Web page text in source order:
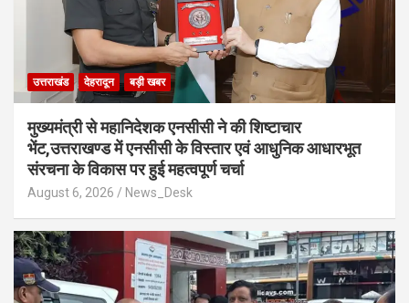
उत्तराखंड देहरादून बड़ी खबर
मुख्यमंत्री से महानिदेशक एनसीसी ने की शिष्टाचार
भेंट,उत्तराखण्ड में एनसीसी के विस्तार एवं आधुनिक आधारभूत
संरचना के विकास पर हुई महत्वपूर्ण चर्चा
August 6, 2026 News_Desk